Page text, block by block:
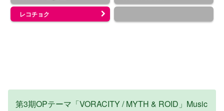
レコチョク
第3期OPテーマ「VORACITY / MYTH & ROID」Music